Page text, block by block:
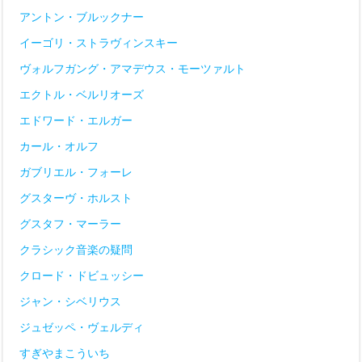
アントン・ブルックナー
イーゴリ・ストラヴィンスキー
ヴォルフガング・アマデウス・モーツァルト
エクトル・ベルリオーズ
エドワード・エルガー
カール・オルフ
ガブリエル・フォーレ
グスターヴ・ホルスト
グスタフ・マーラー
クラシック音楽の疑問
クロード・ドビュッシー
ジャン・シベリウス
ジュゼッペ・ヴェルディ
すぎやまこういち